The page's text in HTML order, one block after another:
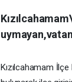
Kızılcahamam